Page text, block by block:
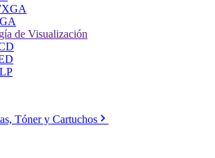
de Visualización
Tóner y Cartuchos